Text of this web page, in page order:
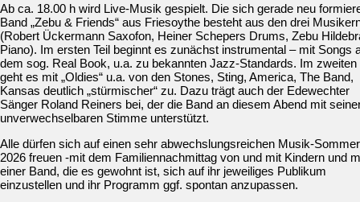
Ab ca. 18.00 h wird Live-Musik gespielt. Die sich gerade neu
Band „Zebu & Friends“ aus Friesoythe besteht aus den drei
(Robert Ückermann Saxofon, Heiner Schepers Drums, Zebu
Piano). Im ersten Teil beginnt es zunächst instrumental – mit Songs
dem sog. Real Book, u.a. zu bekannten Jazz-Standards. Im zweiten
geht es mit „Oldies“ u.a. von den Stones, Sting, America, The Band,
Kansas deutlich „stürmischer“ zu. Dazu trägt auch der Edewechter
Sänger Roland Reiners bei, der die Band an diesem Abend mit
unverwechselbaren Stimme unterstützt.
Alle dürfen sich auf einen sehr abwechslungsreichen Musik-Sommer
2026 freuen -mit dem Familiennachmittag von und mit Kindern und
einer Band, die es gewohnt ist, sich auf ihr jeweiliges Publikum
einzustellen und ihr Programm ggf. spontan anzupassen.